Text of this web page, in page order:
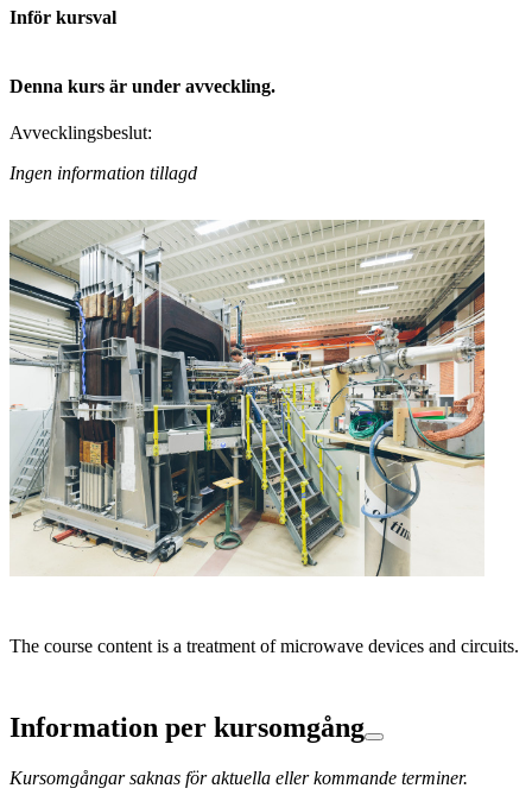
Inför kursval
Denna kurs är under avveckling.
Avvecklingsbeslut:
Ingen information tillagd
The course content is a treatment of microwave devices and circuits.
Information per kursomgång
Kursomgångar saknas för aktuella eller kommande terminer.